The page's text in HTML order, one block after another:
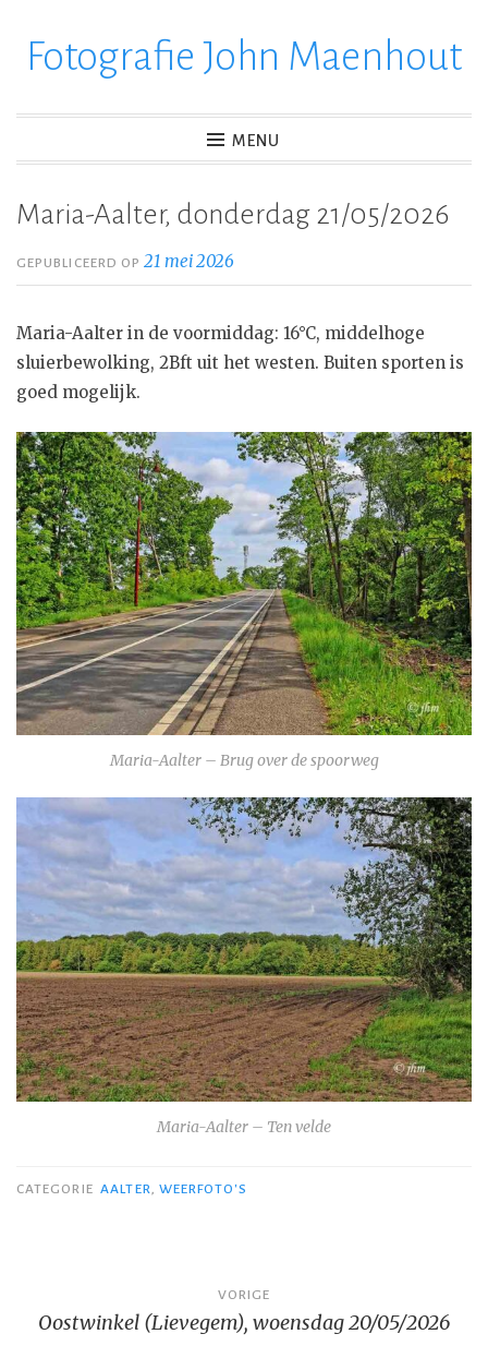
verderFotografie John Maenhout
MENU
Maria-Aalter, donderdag 21/05/2026
GEPUBLICEERD OP21 mei 2026
Maria-Aalter in de voormiddag: 16°C, middelhoge
sluierbewolking, 2Bft uit het westen. Buiten sporten is
goed mogelijk.
Maria-Aalter – Brug over de spoorweg
Maria-Aalter – Ten velde
CATEGORIE AALTER, WEERFOTO'S
navigatie
VORIGE
Oostwinkel (Lievegem), woensdag 20/05/2026